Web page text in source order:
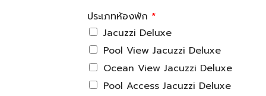
ประเภทห้องพัก *
Jacuzzi Deluxe
Pool View Jacuzzi Deluxe
Ocean View Jacuzzi Deluxe
Pool Access Jacuzzi Deluxe